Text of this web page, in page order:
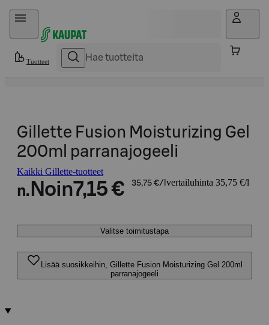
Hyppää sisältöön
Tuotteet
Gillette Fusion Moisturizing Gel
200ml parranajogeeli
Kaikki Gillette-tuotteet
n. Noin7,15 € 35,75 €/l vertailuhinta 35,75 €/l
Valitse toimitustapa
Lisää suosikkeihin, Gillette Fusion Moisturizing Gel 200ml
parranajogeeli